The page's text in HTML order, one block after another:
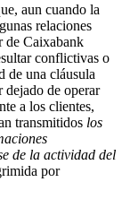
aun cuando la
relaciones
de Caixabank
conflictivas o
de una cláusula
dejado de operar
a los clientes,
transmitidos los
de la actividad del
por